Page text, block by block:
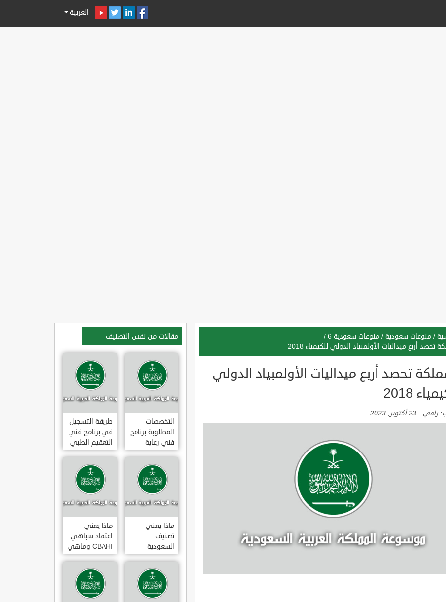
العربية
/ منوعات سعودية / منوعات سعودية 6
/
تحصد أربع ميداليات الأولمبياد الدولي للكيمياء 2018
تحصد أربع ميداليات الأولمبياد الدولي
2018
رامي - 23 أكتوبر, 2023
مقالات من نفس التصنيف
التخصصات
المطلوبة برنامج
فني رعاية
مرضى 3
طريقة التسجيل
في برنامج فني
التعقيم الطبي
ماذا يعني
تصنيف
السعودية
الائتماني AA1
ماذا يعني
اعتماد سباهي
CBAHI وماهي
معاييره